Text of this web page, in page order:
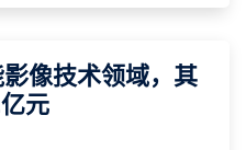
，广泛应用于互联网、金
领域。
像技术领域，其
元